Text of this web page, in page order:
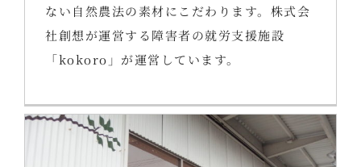
ない自然農法の素材にこだわります。株式会
社創想が運営する障害者の就労支援施設
「kokoro」が運営しています。